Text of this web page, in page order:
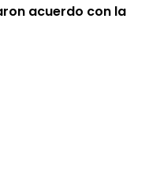
acuerdo con la